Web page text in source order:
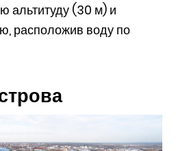
альтитуду (30 м) и
расположив воду по